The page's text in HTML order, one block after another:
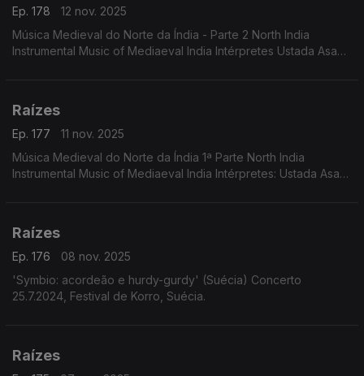
Ep. 178
12 nov. 2025
Música Medieval do Norte da Índia - Parte 2 North India
Instrumental Music of Mediaeval India Intérpretes Ustada Asad
Raízes
Ep. 177
11 nov. 2025
Música Medieval do Norte da Índia 1ª Parte North India
Instrumental Music of Mediaeval India Intérpretes: Ustada Asad
Raízes
Ep. 176
08 nov. 2025
'Symbio: acordeão e hurdy-gurdy' (Suécia) Concerto
25.7.2024, Festival de Korro, Suécia.
Raízes